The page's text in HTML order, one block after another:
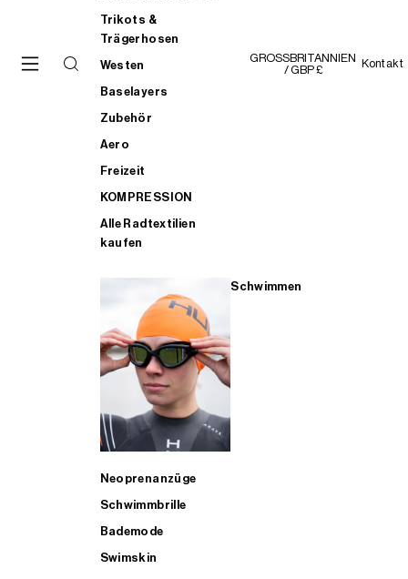
Trikots &
Trägerhosen
Westen
Baselayers
Zubehör
Aero
Freizeit
KOMPRESSION
Alle Radtextilien
kaufen
Schwimmen
Neoprenanzüge
Schwimmbrille
Bademode
Swimskin
GROSSBRITANNIEN
/ GBP £
Kontakt